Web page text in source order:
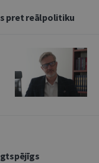
pret reālpolitiku